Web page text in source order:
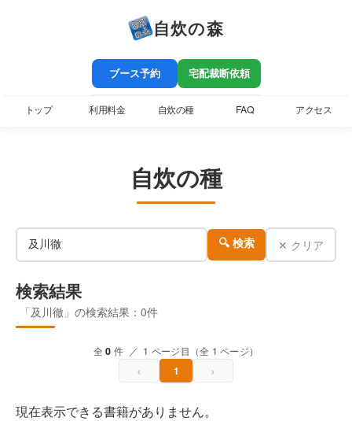
自炊の森
ブース予約 宅配裁断依頼
トップ 利用料金 自炊の種 FAQ アクセス
自炊の種
🔍 検索 ✕ クリア
検索結果
「及川徹」の検索結果：0件
全0 件 ／ 1 ページ目（全 1 ページ）
‹ 1 ›
現在表示できる書籍がありません。